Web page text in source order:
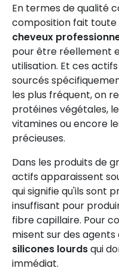
En termes de qualité
composition fait toute
cheveux
pour être réellement
utilisation. Et ces
sourcés
les plus fréquent, on
protéines végétales,
vitamines ou encore
précieuses.
Dans les produits de
actifs apparaissent
qui signifie qu'ils sont
insuffisant pour
fibre capillaire. Pour
misent sur des
silicones lourdsqui
immédiat.